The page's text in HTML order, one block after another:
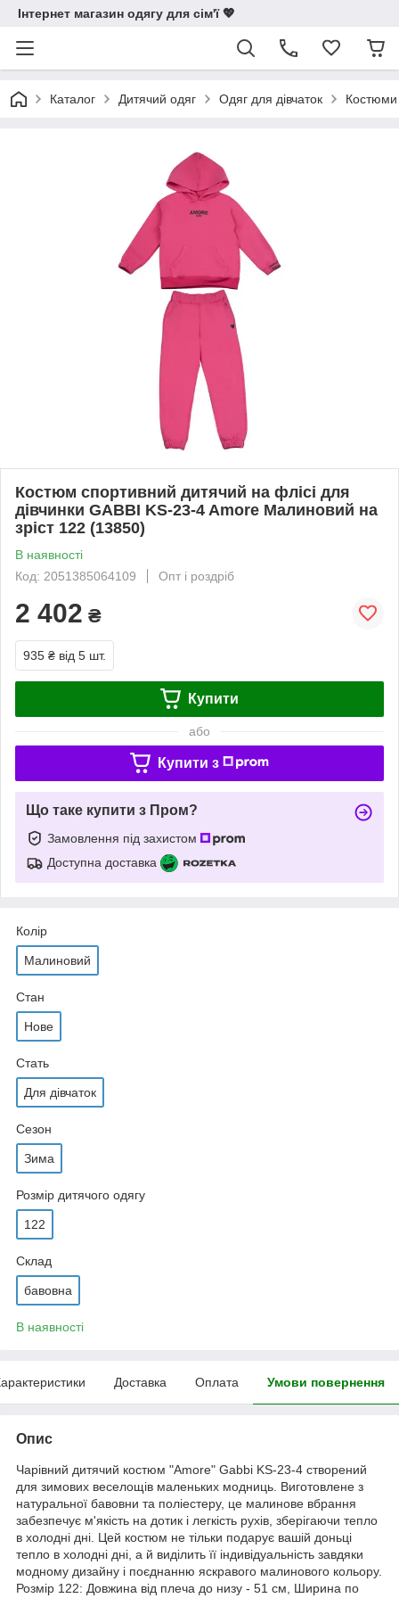
Інтернет магазин одягу для сім'ї 💖
Каталог Дитячий одяг Одяг для дівчаток Костюми
Костюм спортивний дитячий на флісі для
дівчинки GABBI KS-23-4 Amore Малиновий на
зріст 122 (13850)
В наявності
Код: 2051385064109
Опт і роздріб
2 402 ₴
935 ₴ від 5 шт.
Купити
або
Купити з
Що таке купити з Пром?
Замовлення під захистом
Доступна доставка
Колір
Малиновий
Стан
Нове
Стать
Для дівчаток
Сезон
Зима
Розмір дитячого одягу
122
Склад
бавовна
В наявності
Доставка Оплата Умови повернення
Опис
Чарівний дитячий костюм "Amore" Gabbi KS-23-4 створений
для зимових веселощів маленьких модниць. Виготовлене з
натуральної бавовни та поліестеру, це малинове вбрання
забезпечує м'якість на дотик і легкість рухів, зберігаючи тепло
в холодні дні. Цей костюм не тільки подарує вашій доньці
тепло в холодні дні, а й виділить її індивідуальність завдяки
модному дизайну і поєднанню яскравого малинового кольору.
Розмір 122: Довжина від плеча до низу - 51 см, Ширина по